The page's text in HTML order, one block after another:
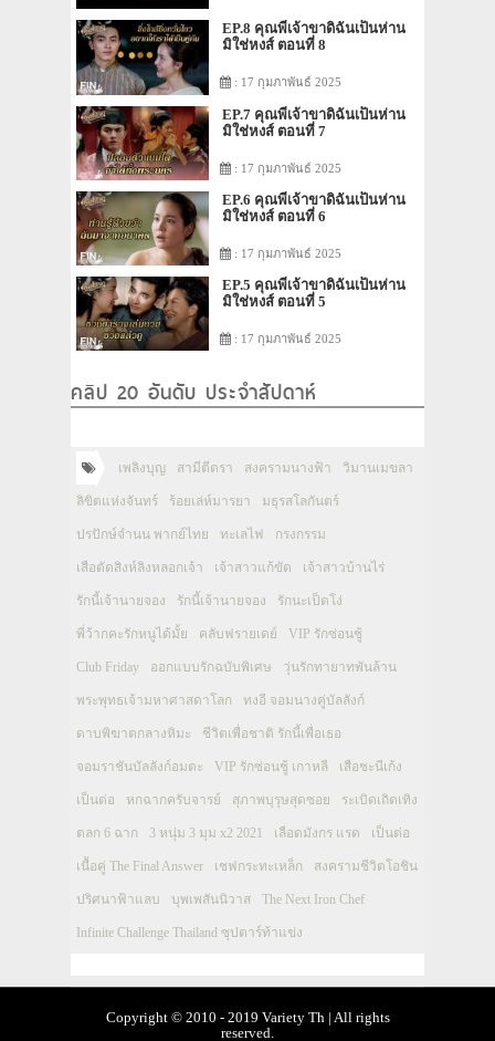
EP.8 คุณพี่เจ้าขาดิฉันเป็นห่าน
มิใช่หงส์ ตอนที่ 8
: 17 กุมภาพันธ์ 2025
EP.7 คุณพี่เจ้าขาดิฉันเป็นห่าน
มิใช่หงส์ ตอนที่ 7
: 17 กุมภาพันธ์ 2025
EP.6 คุณพี่เจ้าขาดิฉันเป็นห่าน
มิใช่หงส์ ตอนที่ 6
: 17 กุมภาพันธ์ 2025
EP.5 คุณพี่เจ้าขาดิฉันเป็นห่าน
มิใช่หงส์ ตอนที่ 5
: 17 กุมภาพันธ์ 2025
คลิป 20 อันดับ ประจำสัปดาห์
เพลิงบุญ สามีตีตรา สงครามนางฟ้า วิมานเมขลา
ลิขิตแห่งจันทร์ ร้อยเล่ห์มารยา มธุรสโลกันตร์
ปรปักษ์จำนน พากย์ไทย ทะเลไฟ กรงกรรม
เสือตัดสิงห์ลิงหลอกเจ้า เจ้าสาวแก้ขัด เจ้าสาวบ้านไร่
รักนี้เจ้านายจอง รักนี้เจ้านายจอง รักนะเป็ดโง่
พี่ว้ากคะรักหนูได้มั้ย คลับฟรายเดย์ VIP รักซ่อนชู้
Club Friday ออกแบบรักฉบับพิเศษ วุ่นรักทายาทพันล้าน
พระพุทธเจ้ามหาศาสดาโลก ทงอี จอมนางคู่บัลลังก์
ดาบพิฆาตกลางหิมะ ชีวิตเพื่อชาติ รักนี้เพื่อเธอ
จอมราชันบัลลังก์อมตะ VIP รักซ่อนชู้ เกาหลี เสือชะนีเก้ง
เป็นต่อ หกฉากครับจารย์ สุภาพบุรุษสุดซอย ระเบิดเถิดเทิง
ตลก 6 ฉาก 3 หนุ่ม 3 มุม x2 2021 เลือดมังกร แรด เป็นต่อ
เนื้อคู่ The Final Answer เชฟกระทะเหล็ก สงครามชีวิตโอชิน
ปริศนาฟ้าแลบ บุพเพสันนิวาส The Next Iron Chef
Infinite Challenge Thailand ซุปตาร์ท้าแข่ง
Copyright © 2010 - 2019 Variety Th | All rights
reserved.